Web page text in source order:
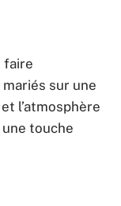
faire
sur une
l’atmosphère
touche